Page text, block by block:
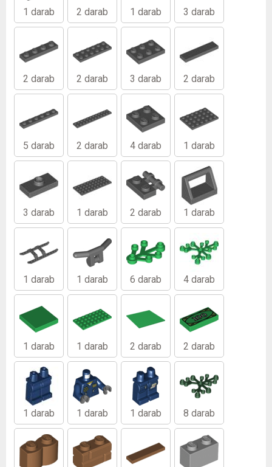
1 darab 2 darab 1 darab 3 darab
2 darab 2 darab 3 darab 2 darab
5 darab 2 darab 4 darab 1 darab
3 darab 1 darab 2 darab 1 darab
1 darab 1 darab 6 darab 4 darab
1 darab 1 darab 2 darab 2 darab
1 darab 1 darab 1 darab 8 darab